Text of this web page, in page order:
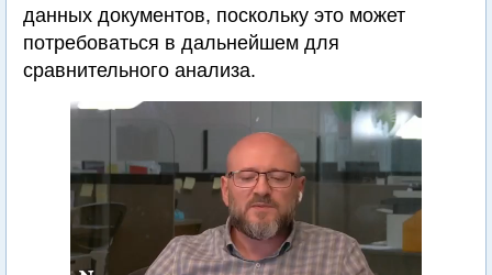
данных документов, поскольку это может
потребоваться в дальнейшем для
сравнительного анализа.